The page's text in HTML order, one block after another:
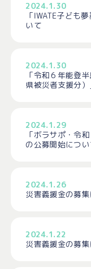
2024.1.30
「IWATE子ども
いて
2024.1.30
「令和６年能登
県被災者支援分）
2024.1.29
「ボラサポ・令
の公募開始につい
2024.1.26
災害義援金の募
2024.1.22
災害義援金の募